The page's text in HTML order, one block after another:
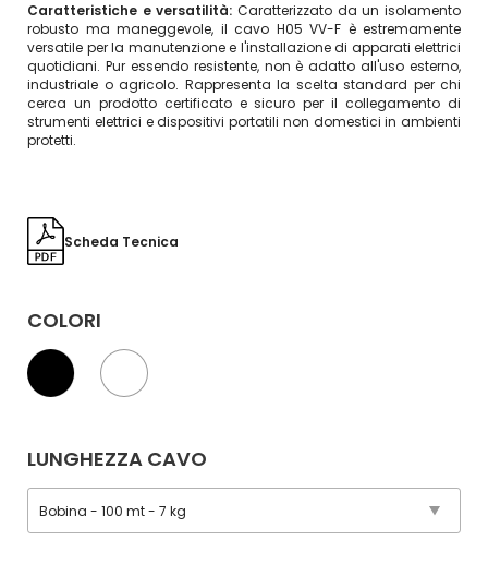
Caratteristiche e versatilità: Caratterizzato da un isolamento
robusto ma maneggevole, il cavo H05 VV-F è estremamente
versatile per la manutenzione e l'installazione di apparati elettrici
quotidiani. Pur essendo resistente, non è adatto all'uso esterno,
industriale o agricolo. Rappresenta la scelta standard per chi
cerca un prodotto certificato e sicuro per il collegamento di
strumenti elettrici e dispositivi portatili non domestici in ambienti
protetti.
Scheda Tecnica
COLORI
LUNGHEZZA CAVO